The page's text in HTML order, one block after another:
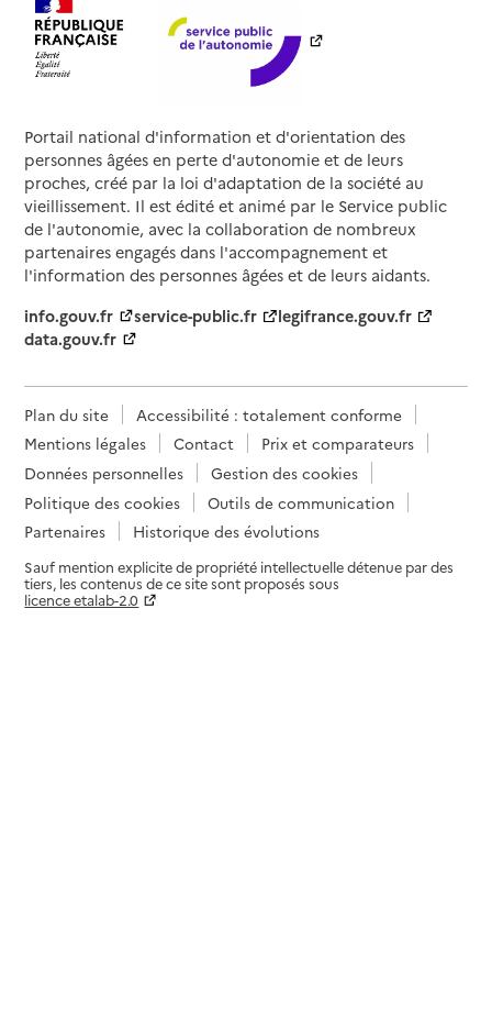
Portail national d'information et d'orientation des
personnes âgées en perte d'autonomie et de leurs
proches, créé par la loi d'adaptation de la société au
vieillissement. Il est édité et animé par le Service public
de l'autonomie, avec la collaboration de nombreux
partenaires engagés dans l'accompagnement et
l'information des personnes âgées et de leurs aidants.
info.gouv.fr
service-public.fr
legifrance.gouv.fr
data.gouv.fr
Plan du site
Accessibilité : totalement conforme
Mentions légales
Contact
Prix et comparateurs
Données personnelles
Gestion des cookies
Politique des cookies
Outils de communication
Partenaires
Historique des évolutions
Sauf mention explicite de propriété intellectuelle détenue par des
tiers, les contenus de ce site sont proposés sous
licence etalab-2.0